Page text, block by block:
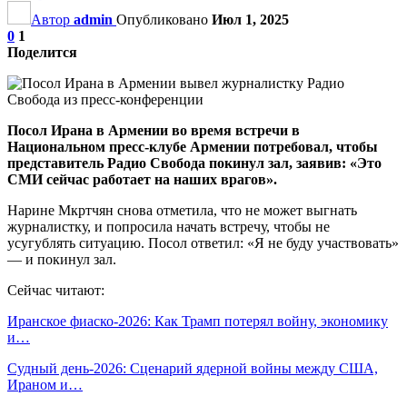
Автор admin Опубликовано Июл 1, 2025
0 1
Поделится
Посол Ирана в Армении во время встречи в
Национальном пресс-клубе Армении потребовал, чтобы
представитель Радио Свобода покинул зал, заявив: «Это
СМИ сейчас работает на наших врагов».
Нарине Мкртчян снова отметила, что не может выгнать
журналистку, и попросила начать встречу, чтобы не
усугублять ситуацию. Посол ответил: «Я не буду участвовать»
— и покинул зал.
Сейчас читают:
Иранское фиаско-2026: Как Трамп потерял войну, экономику
и…
Судный день-2026: Сценарий ядерной войны между США,
Ираном и…